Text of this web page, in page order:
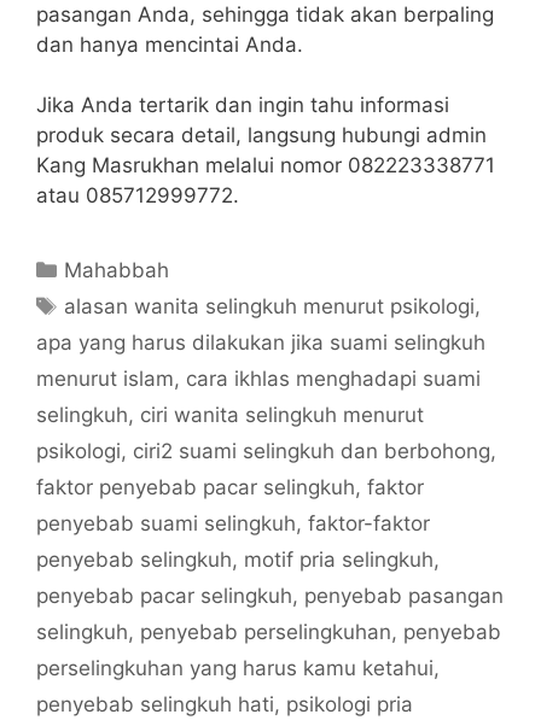
pasangan Anda, sehingga tidak akan berpaling
dan hanya mencintai Anda.
Jika Anda tertarik dan ingin tahu informasi
produk secara detail, langsung hubungi admin
Kang Masrukhan melalui nomor 082223338771
atau 085712999772.
Categories
Mahabbah
Tags
alasan wanita selingkuh menurut psikologi,
apa yang harus dilakukan jika suami selingkuh
menurut islam, cara ikhlas menghadapi suami
selingkuh, ciri wanita selingkuh menurut
psikologi, ciri2 suami selingkuh dan berbohong,
faktor penyebab pacar selingkuh, faktor
penyebab suami selingkuh, faktor-faktor
penyebab selingkuh, motif pria selingkuh,
penyebab pacar selingkuh, penyebab pasangan
selingkuh, penyebab perselingkuhan, penyebab
perselingkuhan yang harus kamu ketahui,
penyebab selingkuh hati, psikologi pria